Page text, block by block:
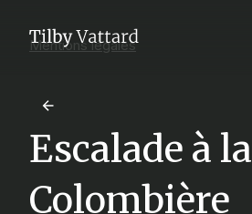
Mentions légales
Escalade à la
Colombière